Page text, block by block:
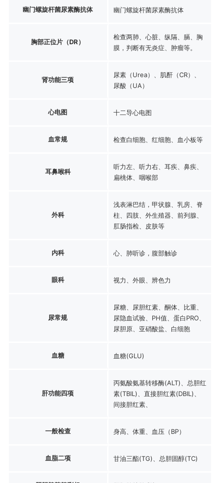
幽门螺旋杆菌尿素酶抗体 幽门螺旋杆菌尿素酶抗体
胸部正位片（DR）
检查两肺、心脏、纵隔、膈、胸
膜，判断有无炎症、肿瘤等。
肾功能三项
尿素（Urea）、肌酐（CR）、
尿酸（UA）
心电图 十二导心电图
血常规 检查白细胞、红细胞、血小板等
耳鼻喉科
听力左、听力右、耳疾、鼻疾、
扁桃体、咽喉部
外科
浅表淋巴结，甲状腺、乳房、脊
柱、四肢、外生殖器、前列腺、
肛肠指检、皮肤等
内科 心、肺听诊，腹部触诊
眼科 视力、外眼、辨色力
尿常规
尿糖、尿胆红素、酮体、比重、
尿隐血试验、PH值、蛋白PRO、
尿胆原、亚硝酸盐、白细胞
血糖 血糖(GLU)
肝功能四项
丙氨酸氨基转移酶(ALT)、总胆红
素(TBIL)、直接胆红素(DBIL)、
间接胆红素、
一般检查 身高、体重、血压（BP）
血脂二项 甘油三酯(TG)、总胆固醇(TC)